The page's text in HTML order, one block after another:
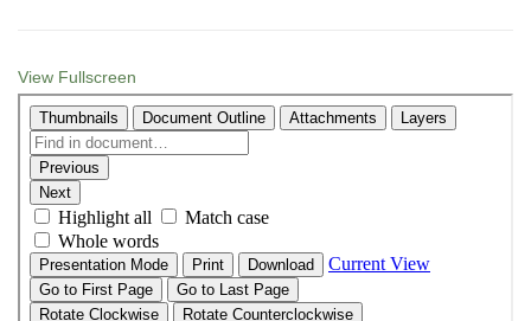
View Fullscreen